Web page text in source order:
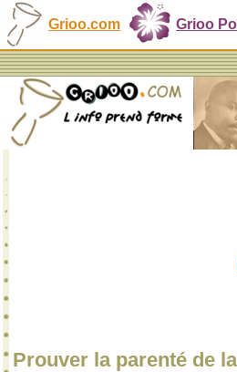
Grioo.com Grioo
Prouver la parenté de